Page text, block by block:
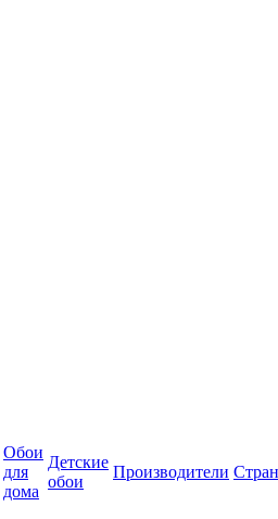
Обои
для
дома
Детские
обои
Производители